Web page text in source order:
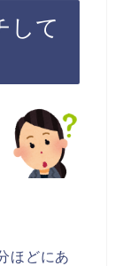
して
ほどにあ